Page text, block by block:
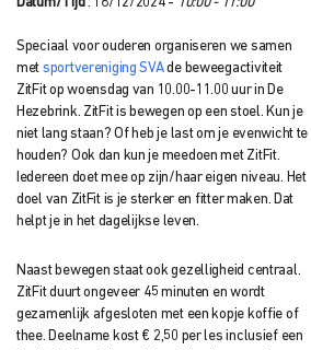
Speciaal voor ouderen organiseren we samen
met sportvereniging SVAde beweegactiviteit
ZitFit op woensdag van 10.00-11.00 uur in De
Hezebrink. ZitFit is bewegen op een stoel. Kun je
niet lang staan? Of heb je last om je evenwicht te
houden? Ook dan kun je meedoen met ZitFit.
Iedereen doet mee op zijn/haar eigen niveau. Het
doel van ZitFit is je sterker en fitter maken. Dat
helpt je in het dagelijkse leven.
Naast bewegen staat ook gezelligheid centraal.
ZitFit duurt ongeveer 45 minuten en wordt
gezamenlijk afgesloten met een kopje koffie of
thee. Deelname kost € 2,50 per les inclusief een